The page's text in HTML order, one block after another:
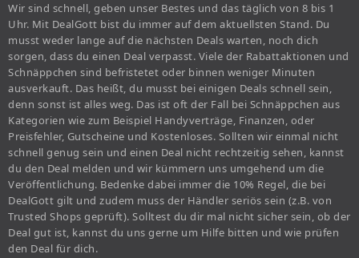
Wir sind schnell, geben unser Bestes und das täglich von 8 bis 1
Uhr. Mit DealGott bist du immer auf dem aktuellsten Stand. Du
musst weder lange auf die nächsten Deals warten, noch dich
sorgen, dass du einen Deal verpasst. Viele der Rabattaktionen und
Schnäppchen sind befristetet oder binnen weniger Minuten
ausverkauft. Das heißt, du musst bei einigen Deals schnell sein,
denn sonst ist alles weg. Das ist oft der Fall bei Schnäppchen aus
Kategorien wie zum Beispiel Handyverträge, Finanzen, oder
Preisfehler, Gutscheine und Kostenloses. Sollten wir einmal nicht
schnell genug sein und einen Deal nicht rechtzeitig sehen, kannst
du den Deal melden und wir kümmern uns umgehend um die
Veröffentlichung. Bedenke dabei immer die 10% Regel, die bei
DealGott gilt und zudem muss der Händler seriös sein (z.B. von
Trusted Shops geprüft). Solltest du dir mal nicht sicher sein, ob der
Deal gut ist, kannst du uns gerne um Hilfe bitten und wie prüfen
den Deal für dich.